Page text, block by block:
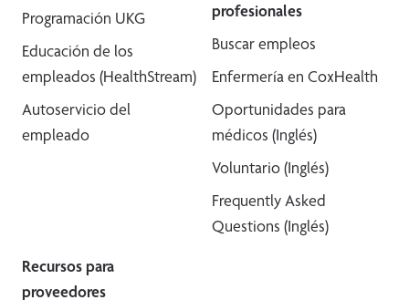
Programación UKG
Educación de los
empleados (HealthStream)
Autoservicio del
empleado
profesionales
Buscar empleos
Enfermería en CoxHealth
Oportunidades para
médicos (Inglés)
Voluntario (Inglés)
Frequently Asked
Questions (Inglés)
Recursos para
proveedores